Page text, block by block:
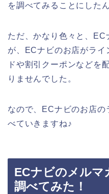
を調べてみることにした
ただ、かなり色々と、EC
が、ECナビのお店がライ
ドや割引クーポンなどを
りませんでした。
なので、ECナビのお店の
べていきますね♪
ECナビのメルマ
調べてみた！